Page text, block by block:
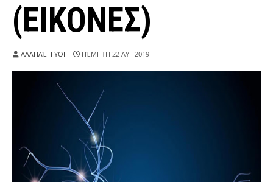
(ΕΙΚΟΝΕΣ)
ΑΛΛΗΛΈΓΓΥΟΙ ΠΈΜΠΤΗ 22 ΑΥΓ 2019